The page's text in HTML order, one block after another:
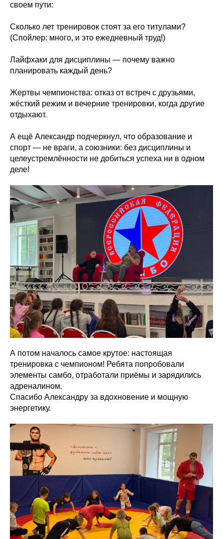
своем пути:
Сколько лет тренировок стоят за его титулами?
(Спойлер: много, и это ежедневный труд!)
Лайфхаки для дисциплины — почему важно
планировать каждый день?
Жертвы чемпионства: отказ от встреч с друзьями,
жёсткий режим и вечерние тренировки, когда другие
отдыхают.
А ещё Александр подчеркнул, что образование и
спорт — не враги, а союзники: без дисциплины и
целеустремлённости не добиться успеха ни в одном
деле!
А потом началось самое крутое: настоящая
тренировка с чемпионом! Ребята попробовали
элементы самбо, отработали приёмы и зарядились
адреналином.
Спасибо Александру за вдохновение и мощную
энергетику.